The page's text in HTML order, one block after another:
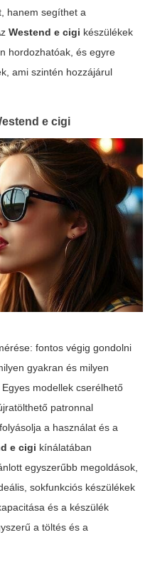
hanem segíthet a
Westend e cigi készülékek
hordozhatóak, és egyre
ami szintén hozzájárul
e cigi
fontos végig gondolni
gyakran és milyen
modellek cserélhető
patronnal
a használat és a
e cigi kínálatában
egyszerűbb megoldások,
sokfunkciós készülékek
és a készülék
a töltés és a